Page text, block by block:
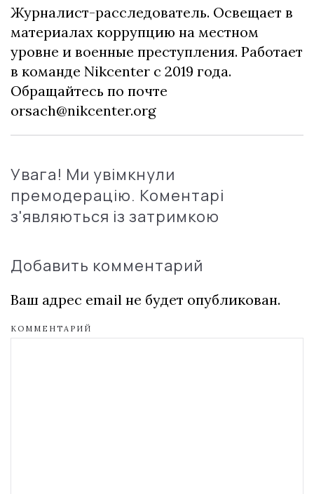
Журналист-расследователь. Освещает в
материалах коррупцию на местном
уровне и военные преступления. Работает
в команде Nikcenter с 2019 года.
Обращайтесь по почте
orsach@nikcenter.org
Увага! Ми увімкнули
премодерацію. Коментарі
з'являються із затримкою
Добавить комментарий
Ваш адрес email не будет опубликован.
КОММЕНТАРИЙ